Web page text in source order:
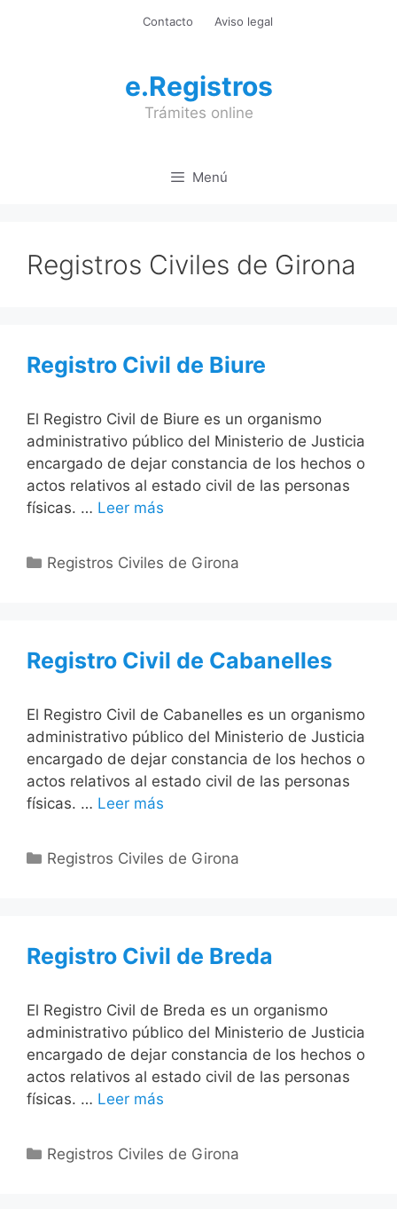
Contacto Aviso legal
e.Registros
Trámites online
Menú
Registros Civiles de Girona
Registro Civil de Biure
El Registro Civil de Biure es un organismo
administrativo público del Ministerio de Justicia
encargado de dejar constancia de los hechos o
actos relativos al estado civil de las personas
físicas. … Leer más
Categorías
Registros Civiles de Girona
Registro Civil de Cabanelles
El Registro Civil de Cabanelles es un organismo
administrativo público del Ministerio de Justicia
encargado de dejar constancia de los hechos o
actos relativos al estado civil de las personas
físicas. … Leer más
Categorías
Registros Civiles de Girona
Registro Civil de Breda
El Registro Civil de Breda es un organismo
administrativo público del Ministerio de Justicia
encargado de dejar constancia de los hechos o
actos relativos al estado civil de las personas
físicas. … Leer más
Categorías
Registros Civiles de Girona